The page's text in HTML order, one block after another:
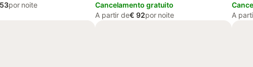
por noite
Cancelamento gratuito
A partir de€ 92por noite
A